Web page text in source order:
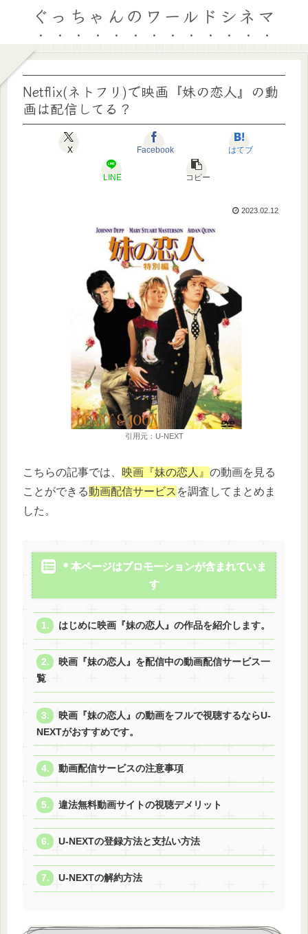
ぐっちゃんのワールドシネマ
Netflix(ネトフリ)で映画『妹の恋人』の動
画は配信してる？
X Facebook はてブ
LINE コピー
2023.02.12
引用元：U-NEXT
こちらの記事では、 映画『妹の恋人』 の動画を見る
ことができる動画配信サービス を調査してまとめま
した。
＊本ページはプロモーションが含まれていま
す
はじめに映画『妹の恋人』の作品を紹介します。
映画『妹の恋人』を配信中の動画配信サービス一
覧
映画『妹の恋人』の動画をフルで視聴するならU-
NEXTがおすすめです。
動画配信サービスの注意事項
違法無料動画サイトの視聴デメリット
U-NEXTの登録方法と支払い方法
U-NEXTの解約方法